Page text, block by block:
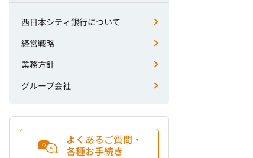
西日本シティ銀行について
経営戦略
業務方針
グループ会社
よくあるご質問・
各種お手続き